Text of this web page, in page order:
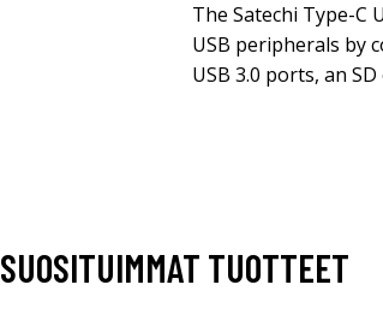
The Satechi Type-C
USB peripherals by
USB 3.0 ports, an
SUOSITUIMMAT TUOTTEET